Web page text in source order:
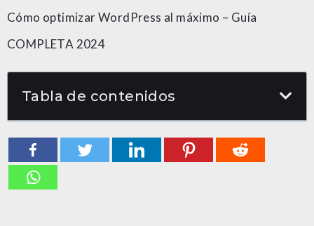
Cómo optimizar WordPress al máximo – Guía
COMPLETA 2024
Tabla de contenidos